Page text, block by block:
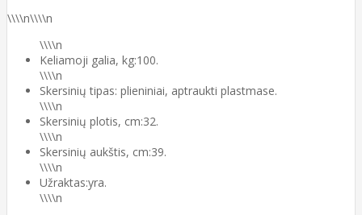
\\\\n\\\\n
\\\\n
Keliamoji galia, kg:100.
\\\\n
Skersinių tipas: plieniniai, aptraukti plastmase.
\\\\n
Skersinių plotis, cm:32.
\\\\n
Skersinių aukštis, cm:39.
\\\\n
Užraktas:yra.
\\\\n